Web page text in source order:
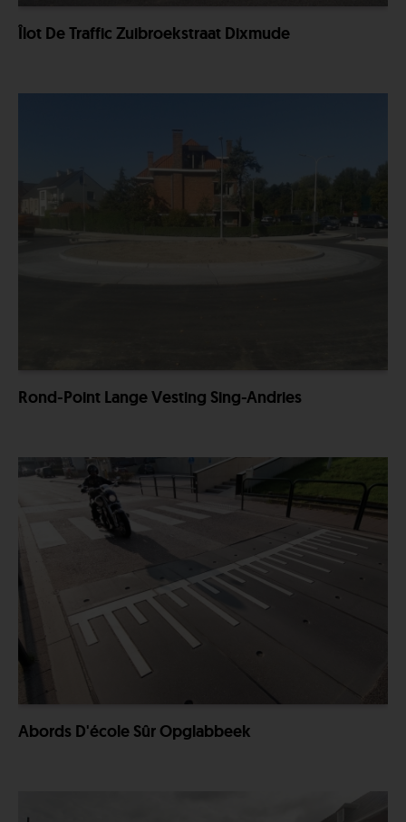
Îlot De Traffic Zuibroekstraat Dixmude
Rond-Point Lange Vesting Sing-Andries
Abords D'école Sûr Opglabbeek